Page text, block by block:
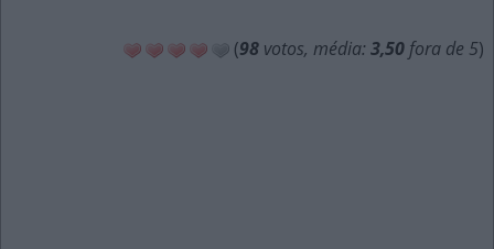
(98 votos, média: 3,50 fora de 5)